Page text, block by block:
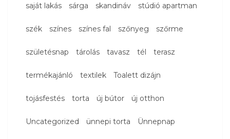
saját lakás sárga skandináv stúdió apartman
szék színes színes fal szőnyeg szőrme
születésnap tárolás tavasz tél terasz
termékajánló textilek Toalett dizájn
tojásfestés torta új bútor új otthon
Uncategorized ünnepi torta Ünnepnap